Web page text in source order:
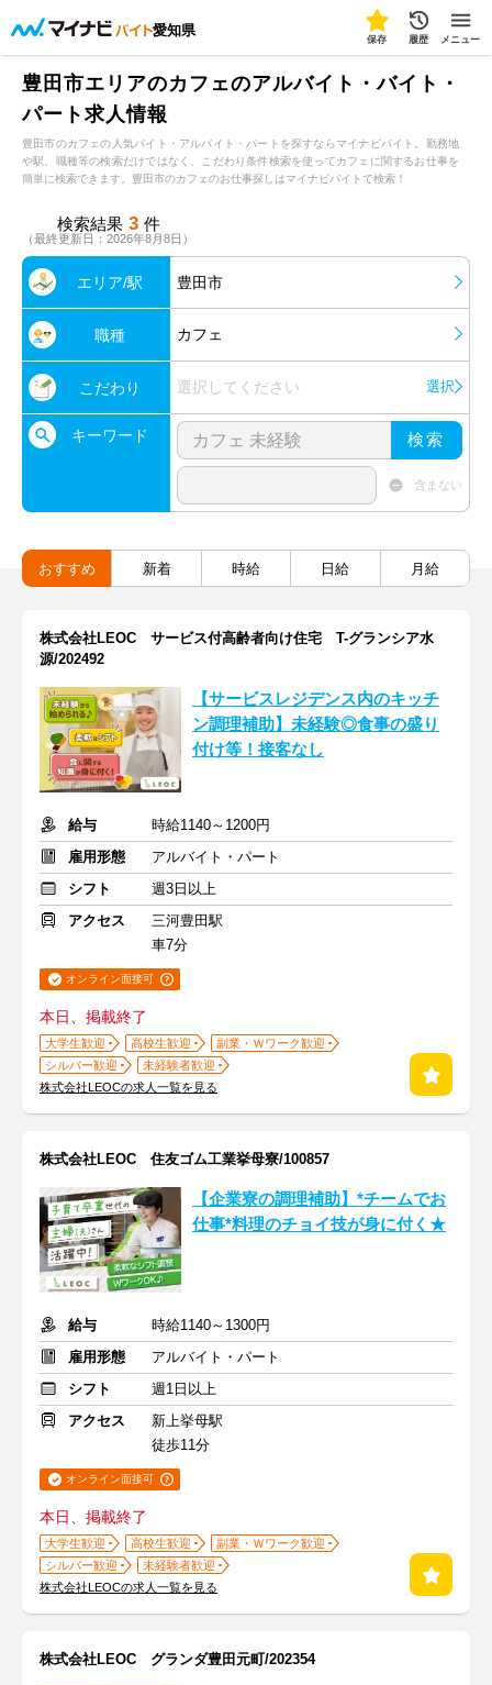
愛知県
保存 履歴 メニュー
豊田市エリアのカフェのアルバイト・バイト・
パート求人情報
豊田市のカフェの人気バイト・アルバイト・パートを探すならマイナビバイト。勤務地
や駅、職種等の検索だけではなく、こだわり条件検索を使ってカフェに関するお仕事を
簡単に検索できます。豊田市のカフェのお仕事探しはマイナビバイトで検索！
検索結果 3 件
（最終更新日：2026年8月8日）
エリア/駅 豊田市
職種 カフェ
こだわり 選択してください 選択
キーワード 検索
含まない
おすすめ 新着 時給 日給 月給
株式会社LEOC サービス付高齢者向け住宅 T-グランシア水
源/202492
【サービスレジデンス内のキッチ
ン調理補助】未経験◎食事の盛り
付け等！接客なし
給与
時給1140～1200円
雇用形態
アルバイト・パート
シフト
週3日以上
アクセス
三河豊田駅
車7分
オンライン面接可
本日、掲載終了
大学生歓迎 高校生歓迎
副業・Ｗワーク歓迎
シルバー歓迎
未経験者歓迎
株式会社LEOCの求人一覧を見る
株式会社LEOC 住友ゴム工業挙母寮/100857
【企業寮の調理補助】*チームでお
仕事*料理のチョイ技が身に付く★
給与
時給1140～1300円
雇用形態
アルバイト・パート
シフト
週1日以上
アクセス
新上挙母駅
徒歩11分
オンライン面接可
本日、掲載終了
大学生歓迎 高校生歓迎
副業・Ｗワーク歓迎
シルバー歓迎
未経験者歓迎
株式会社LEOCの求人一覧を見る
株式会社LEOC グランダ豊田元町/202354